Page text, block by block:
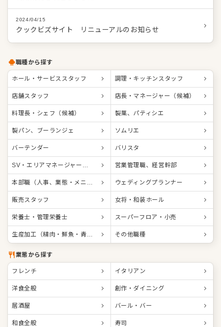
2024/04/15
クックビズサイト リニューアルのお知らせ
職種から探す
ホール・サービススタッフ 調理・キッチンスタッフ
店舗スタッフ 店長・マネージャー（候補）
料理長・シェフ（候補） 製菓、パティシエ
製パン、ブーランジェ ソムリエ
バーテンダー バリスタ
SV・エリアマネージャー（候補） 営業管理職、経営幹部
本部職（人事、業態・メニュー開発等） ウェディングプランナー
販売スタッフ 女将・和装ホール
栄養士・管理栄養士 スーパーフロア・小売
生産加工（精肉・鮮魚・青果など） その他職種
業態から探す
フレンチ イタリアン
洋食全般 創作・ダイニング
居酒屋 バール・バー
和食全般 寿司